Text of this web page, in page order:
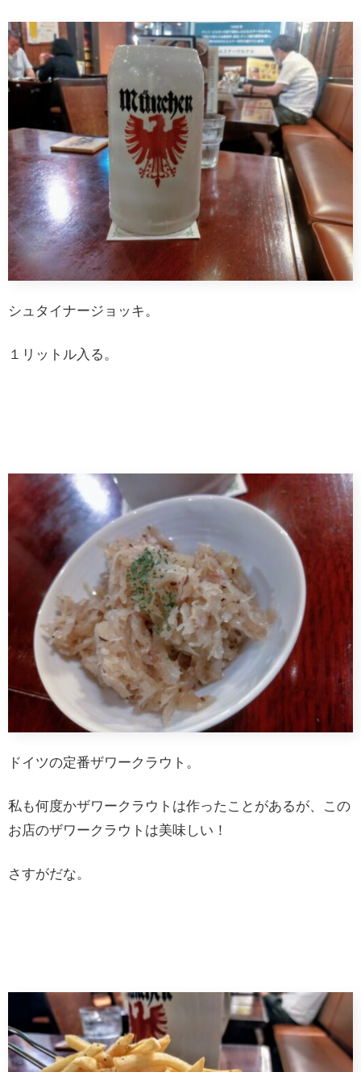
シュタイナージョッキ。
１リットル入る。
ドイツの定番ザワークラウト。
私も何度かザワークラウトは作ったことがあるが、この
お店のザワークラウトは美味しい！
さすがだな。